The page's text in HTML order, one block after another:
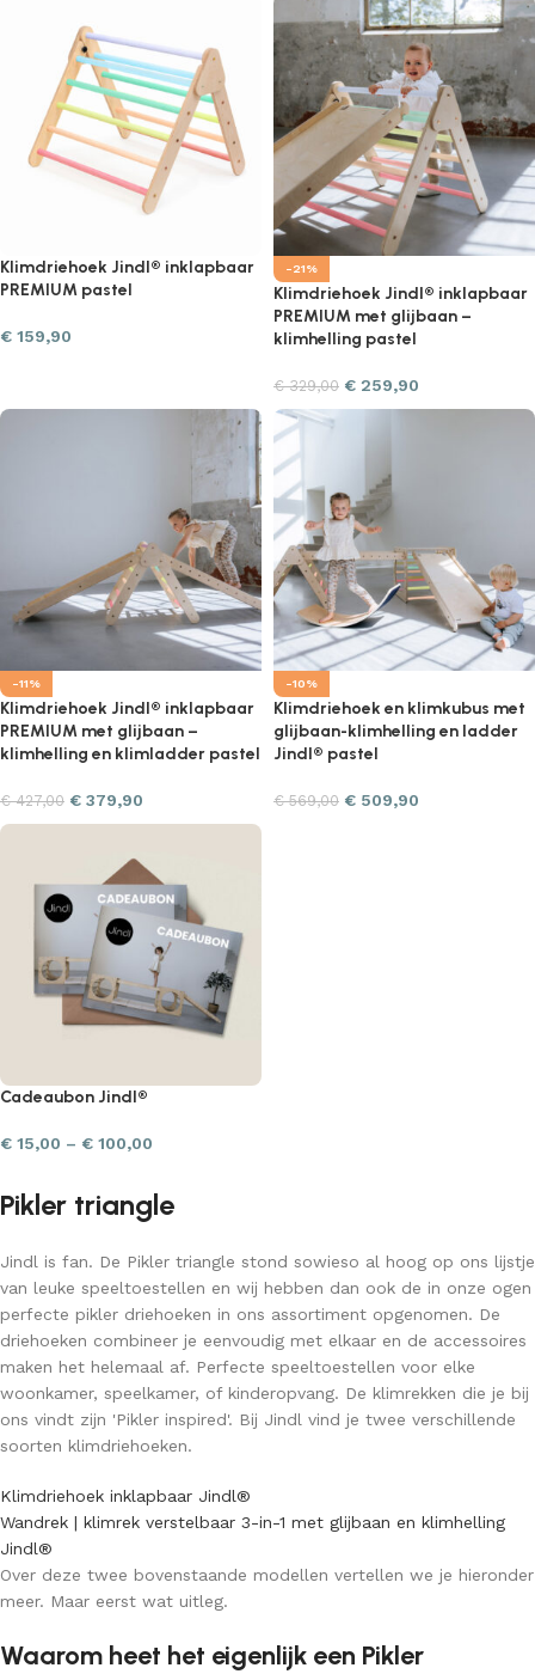
Klimdriehoek Jindl® inklapbaar
PREMIUM pastel
€ 159,90
-21%
Klimdriehoek Jindl® inklapbaar
PREMIUM met glijbaan –
klimhelling pastel
€329,00 € 259,90
-11%
Klimdriehoek Jindl® inklapbaar
PREMIUM met glijbaan –
klimhelling en klimladder pastel
€427,00 € 379,90
-10%
Klimdriehoek en klimkubus met
glijbaan-klimhelling en ladder
Jindl® pastel
€569,00 € 509,90
Cadeaubon Jindl®
€ 15,00 – € 100,00
Pikler triangle
Jindl is fan. De Pikler triangle stond sowieso al hoog op ons lijstje
van leuke speeltoestellen en wij hebben dan ook de in onze ogen
perfecte pikler driehoeken in ons assortiment opgenomen. De
driehoeken combineer je eenvoudig met elkaar en de accessoires
maken het helemaal af. Perfecte speeltoestellen voor elke
woonkamer, speelkamer, of kinderopvang. De klimrekken die je bij
ons vindt zijn 'Pikler inspired'. Bij Jindl vind je twee verschillende
soorten klimdriehoeken.
Klimdriehoek inklapbaar Jindl®
Wandrek | klimrek verstelbaar 3-in-1 met glijbaan en klimhelling
Jindl®
Over deze twee bovenstaande modellen vertellen we je hieronder
meer. Maar eerst wat uitleg.
Waarom heet het eigenlijk een Pikler